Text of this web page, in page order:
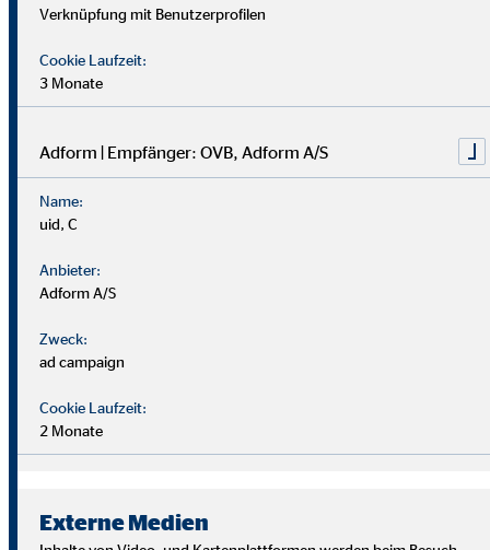
Wir suchen Persönlichkeiten mit Charakter, die aus dem
Du musst kein Finanzprofi sein – unsere Ausbildung bereitet
Verknüpfung mit Benutzerprofilen
Cookie Laufzeit:
3 Monate
Adform | Empfänger: OVB, Adform A/S
Name:
uid, C
Anbieter:
Adform A/S
Zweck:
ad campaign
Cookie Laufzeit:
2 Monate
Externe Medien